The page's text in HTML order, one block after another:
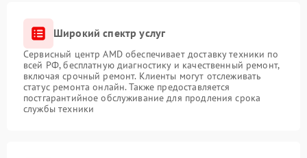
Широкий спектр услуг
Сервисный центр AMD обеспечивает доставку техники по
всей РФ, бесплатную диагностику и качественный ремонт,
включая срочный ремонт. Клиенты могут отслеживать
статус ремонта онлайн. Также предоставляется
постгарантийное обслуживание для продления срока
службы техники